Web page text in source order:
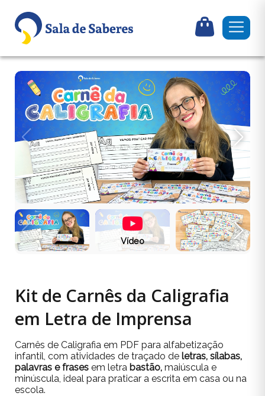
Vídeo
Kit de Carnês da Caligrafia
em Letra de Imprensa
Carnês de Caligrafia em PDF para alfabetização
infantil, com atividades de traçado de letras, sílabas,
palavras e frases em letra bastão, maiúscula e
minúscula, ideal para praticar a escrita em casa ou na
escola.